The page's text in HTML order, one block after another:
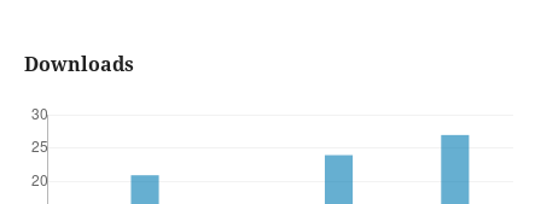
Downloads